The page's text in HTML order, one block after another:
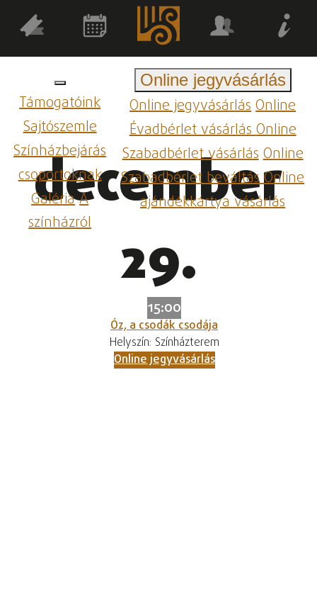
Támogatóink
Sajtószemle
Színházbejárás
csoportoknak
GalériaA
színházról
Online jegyvásárlás
Online jegyvásárlásOnline
Évadbérlet vásárlásOnline
Szabadbérlet vásárlásOnline
Szabadbérlet beváltásOnline
ajándékkártya vásárlás
december
29.
15:00
Óz, a csodák csodája
Helyszín: Színházterem
Online jegyvásárlás